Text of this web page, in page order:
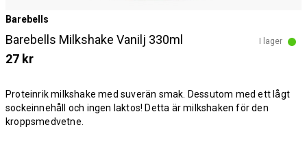
Barebells
Barebells Milkshake Vanilj 330ml I lager
27 kr
Proteinrik milkshake med suverän smak. Dessutom med ett lågt
sockeinnehåll och ingen laktos! Detta är milkshaken för den
kroppsmedvetne.